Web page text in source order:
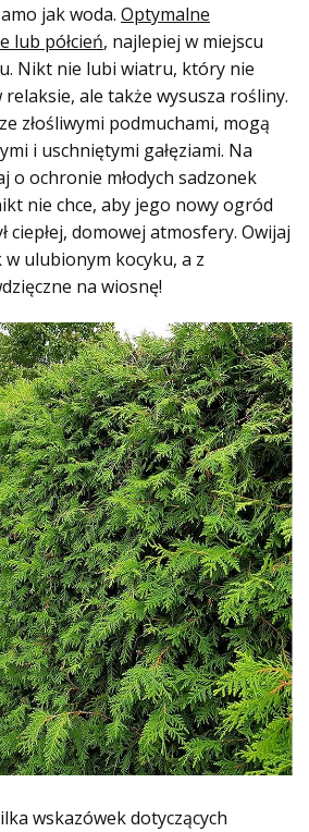
jak woda. Optymalne
lub półcień, najlepiej w miejscu
Nikt nie lubi wiatru, który nie
ale także wysusza rośliny.
złośliwymi podmuchami, mogą
i uschniętymi gałęziami. Na
o ochronie młodych sadzonek
nie chce, aby jego nowy ogród
ciepłej, domowej atmosfery. Owijaj
w ulubionym kocyku, a z
na wiosnę!
wskazówek dotyczących